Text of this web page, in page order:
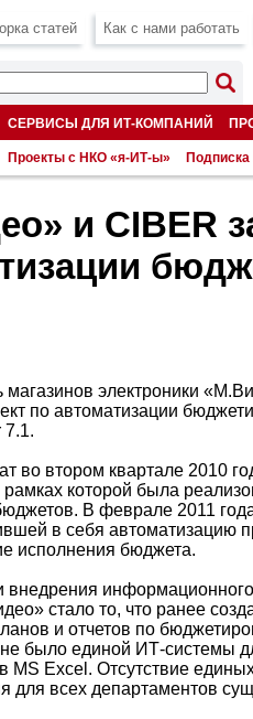
статей Как с нами работать
СЕРВИСЫ ДЛЯ ИТ-КОМПАНИЙ
Проекты с НКО «я-ИТ-ы»
и CIBER
магазинов электроники
по автоматизации
7.1.
во втором квартале 2010
которой была
В феврале 2011
в себя автоматизацию
исполнения бюджета.
внедрения
стало то, что ранее
и отчетов по
не было единой ИТ-системы
MS Excel. Отсутствие
для всех департаментов